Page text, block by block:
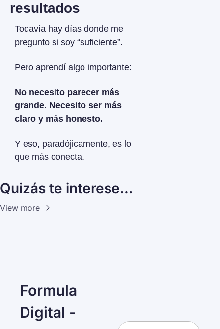
resultados
Todavía hay días donde me
pregunto si soy “suficiente”.
Pero aprendí algo importante:
No necesito parecer más
grande. Necesito ser más
claro y más honesto.
Y eso, paradójicamente, es lo
que más conecta.
Quizás te interese…
View more
Formula
Digital -